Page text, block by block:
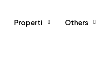
Properti Others